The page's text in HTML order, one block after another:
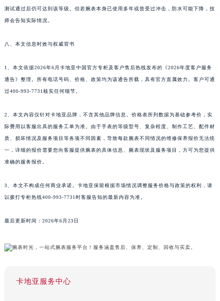
测试通过后仍可达到该等级。但若腕表本身已使用多年或曾受过冲击，防水可能下降，技
师会告知实际情况。
八、本文信息时效与权威背书
1、本文依据2026年6月卡地亚中国官方专柜及客户售后热线发布的《2026年度客户服务
通告》整理。所有电话号码、价格、政策均为该通告所载，具有官方直属效力。客户可通
过400-993-7731核实任何细节。
2、本文内容仅针对卡地亚品牌，不含其他品牌信息。价格表所列数据为基础参考价，实
际费用以客服出具的服务工单为准。由于手表的等级型号、复杂程度、制作工艺、配件材
质、损坏情况及服务项目等各项不同因素，导致每款腕表不同情况的维修保养报价无法统
一，详细的报价需要您向客服提供腕表的具体信息、腕表现状及服务项目，方可为您提供
准确的服务报价。
3、本文不构成任何商业承诺。卡地亚保留根据市场情况调整服务价格与政策的权利，请
以拨打专柜热线400-993-7731时客服告知的最新内容为准。
最后更新时间：2026年6月23日
卡地亚服务中心